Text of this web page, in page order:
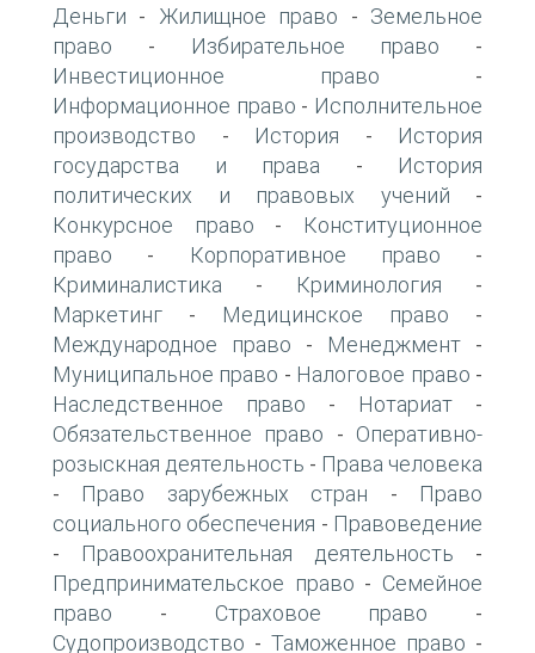
Деньги - Жилищное право - Земельное
право - Избирательное право -
Инвестиционное право -
Информационное право - Исполнительное
производство - История -
История
государства и права -
История
политических и правовых учений -
Конкурсное право -
Конституционное
право - Корпоративное право -
Криминалистика - Криминология -
Маркетинг - Медицинское право -
Международное право - Менеджмент -
Муниципальное право - Налоговое право -
Наследственное право - Нотариат -
Обязательственное право - Оперативно-
розыскная деятельность - Права человека
- Право зарубежных стран -
Право
социального обеспечения - Правоведение
- Правоохранительная деятельность -
Предпринимательское право - Семейное
право - Страховое право -
Судопроизводство - Таможенное право -